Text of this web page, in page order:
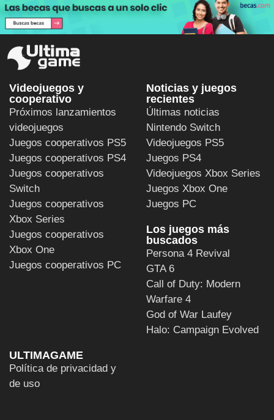
Videojuegos y
cooperativo
Próximos lanzamientos
videojuegos
Juegos cooperativos PS5
Juegos cooperativos PS4
Juegos cooperativos
Switch
Juegos cooperativos
Xbox Series
Juegos cooperativos
Xbox One
Juegos cooperativos PC
Noticias y juegos
recientes
Últimas noticias
Nintendo Switch
Videojuegos PS5
Juegos PS4
Videojuegos Xbox Series
Juegos Xbox One
Juegos PC
Los juegos más
buscados
Persona 4 Revival
GTA 6
Call of Duty: Modern
Warfare 4
God of War Laufey
Halo: Campaign Evolved
ULTIMAGAME
Política de privacidad y
de uso